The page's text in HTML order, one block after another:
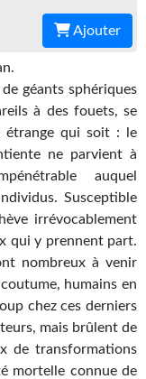
Ajouter
géants sphériques
à des fouets, se
étrange qui soit : le
ne parvient à
auquel
Susceptible
irrévocablement
qui y prennent part.
nombreux à venir
humains en
chez ces derniers
mais brûlent de
de transformations
mortelle connue de